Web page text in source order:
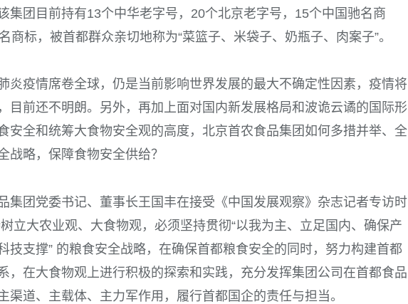
集团目前持有13个中华老字号， 20个北京老字号， 15个中国驰名商
商标，被首都群众亲切地称为“菜篮子、米袋子、奶瓶子、肉案子”。
炎疫情席卷全球，仍是当前影响世界发展的最大不确定性因素，疫情将
目前还不明朗。另外，再加上面对国内新发展格局和波诡云谲的国际形
安全和统筹大食物安全观的高度，北京首农食品集团如何多措并举、全
战略，保障食物安全供给？
集团党委书记、董事长王国丰在接受《中国发展观察》杂志记者专访时
立大农业观、大食物观，必须坚持贯彻“以我为主、立足国内、确保产
技支撑” 的粮食安全战略，在确保首都粮食安全的同时，努力构建首都
，在大食物观上进行积极的探索和实践，充分发挥集团公司在首都食品
渠道、主载体、主力军作用，履行首都国企的责任与担当。